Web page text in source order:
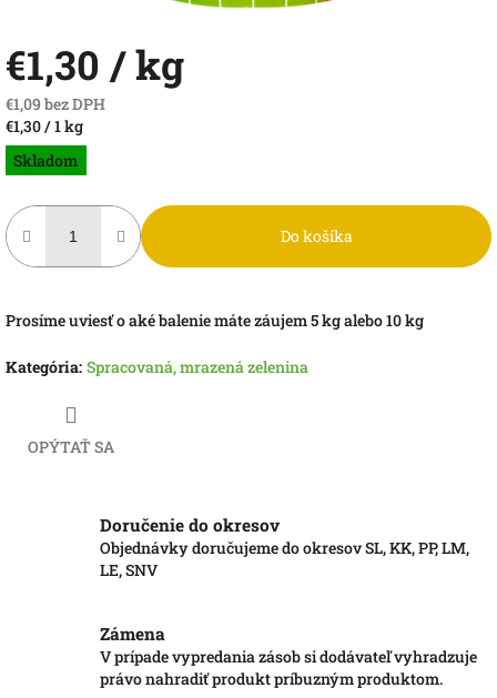
€1,30 / kg
€1,09 bez DPH
Jednotková
cena:
€1,30 / 1 kg
Skladom
Do košíka
Prosíme uviesť o aké balenie máte záujem 5 kg alebo 10 kg
Kategória: Spracovaná, mrazená zelenina
OPÝTAŤ SA
Doručenie do okresov
Objednávky doručujeme do okresov SL, KK, PP, LM,
LE, SNV
Zámena
V prípade vypredania zásob si dodávateľ vyhradzuje
právo nahradiť produkt príbuzným produktom.